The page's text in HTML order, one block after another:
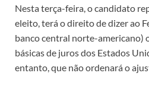
Nesta terça-feira, o candidato
eleito, terá o direito de dizer ao
banco central norte-americano)
básicas de juros dos Estados
entanto, que não ordenará o